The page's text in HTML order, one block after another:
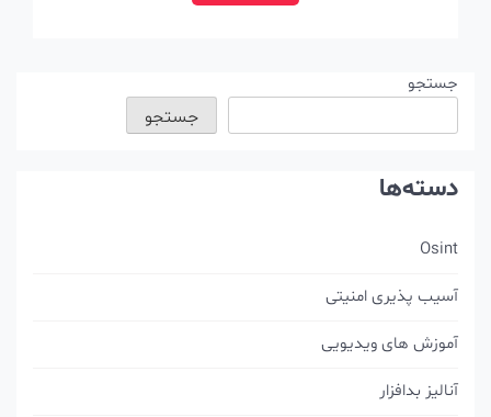
جستجو
جستجو
دسته‌ها
Osint
آسیب پذیری امنیتی
آموزش های ویدیویی
آنالیز بدافزار